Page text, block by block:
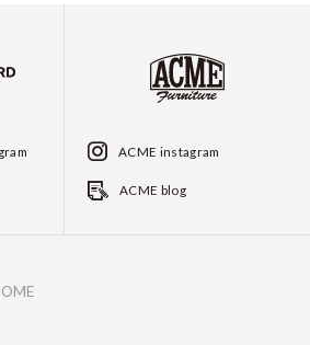
ACME instagram
ACME blog